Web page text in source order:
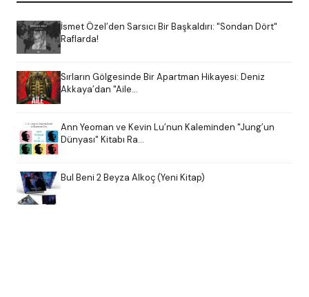
İsmet Özel’den Sarsıcı Bir Başkaldırı: "Sondan Dört"
Raflarda!
Sırların Gölgesinde Bir Apartman Hikayesi: Deniz
Akkaya’dan "Aile…
Ann Yeoman ve Kevin Lu’nun Kaleminden "Jung’un
Dünyası" Kitabı Ra…
Bul Beni 2 Beyza Alkoç (Yeni Kitap)